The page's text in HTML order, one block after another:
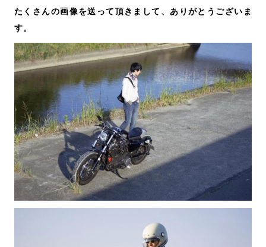
たくさんの画像を送って頂きまして、ありがとうございま
す。